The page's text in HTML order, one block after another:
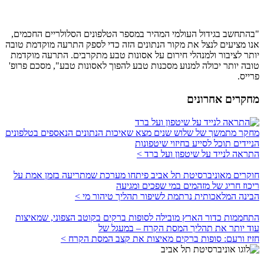
"בהתחשב בגידול העולמי המהיר במספר הטלפונים הסלולריים החכמים,
אנו מציעים לנצל את מקור הנתונים הזה כדי לספק התרעה מוקדמת טובה
יותר לציבור ולמנהלי חירום על אסונות טבע מתקרבים. התרעה מוקדמת
טובה יותר יכולה למנוע מסכנות טבע להפוך לאסונות טבע", מסכם פרופ'
פרייס.
מחקרים אחרונים
מחקר מתמשך של שלוש שנים מצא שאיכות הנתונים הנאספים בטלפונים
הניידים תוכל לסייע בחיזוי שיטפונות
התראה לנייד על שיטפון ועל ברד >
חוקרים מאוניברסיטת תל אביב פיתחו מערכת שמתריעה בזמן אמת על
ריכוז חריג של מזהמים במי שפכים ומגיעה
הבינה המלאכותית נרתמת לשיפור תהליך טיהור מי >
התחממות כדור הארץ מובילה לסופות ברקים בקוטב הצפוני, שמאיצות
עוד יותר את תהליך המסת הקרח – במעגל של
חזיז ורעם: סופות ברקים מאיצות את קצב המסת הקרח >